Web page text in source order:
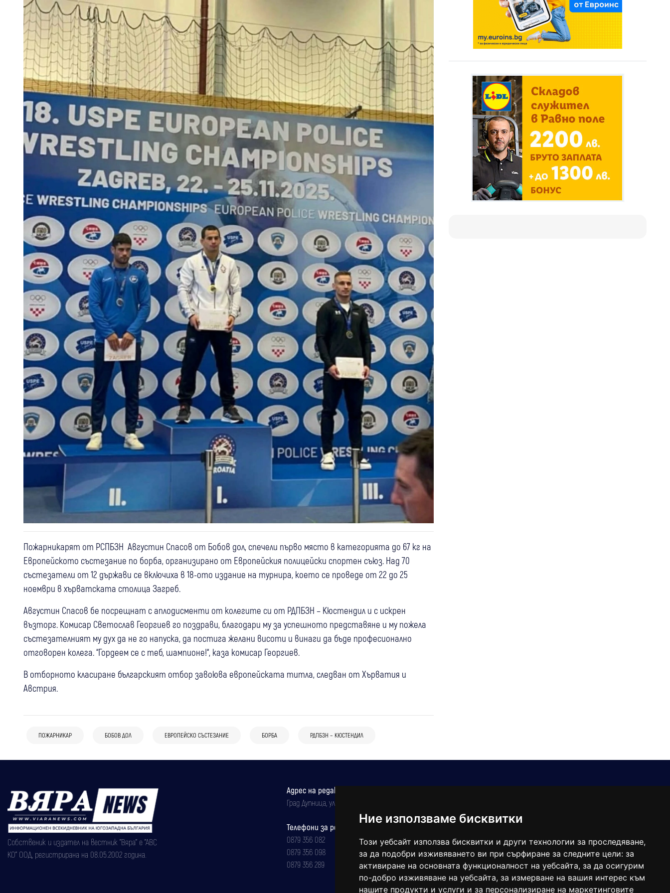
Ние използваме бисквитки
Този уебсайт използва бисквитки и други технологии за проследяване,
за да подобри изживяването ви при сърфиране за следните цели: за
активиране на основната функционалност на уебсайта, за да осигурим
по-добро изживяване на уебсайта, за измерване на вашия интерес към
нашите продукти и услуги и за персонализиране на маркетинговите
Пожарникарят от РСПБЗН Августин Спасов от Бобов дол, спечели първо място в категорията до 67 кг на
Европейското състезание по борба, организирано от Европейския полицейски спортен съюз. Над 70
състезатели от 12 държави се включиха в 18-ото издание на турнира, което се проведе от 22 до 25
ноември в хърватската столица Загреб.
Августин Спасов бе посрещнат с аплодисменти от колегите си от РДПБЗН – Кюстендил и с искрен
възторг. Комисар Светослав Георгиев го поздрави, благодари му за успешното представяне и му пожела
състезателният му дух да не го напуска, да постига желани висоти и винаги да бъде професионално
отговорен колега. “Гордеем се с теб, шампионе!“, каза комисар Георгиев.
В отборното класиране българският отбор завоюва европейската титла, следван от Хърватия и
Австрия.
ПОЖАРНИКАР БОБОВ ДОЛ ЕВРОПЕЙСКО СЪСТЕЗАНИЕ БОРБА РДПБЗН – КЮСТЕНДИЛ
Собственик и издател на вестник "Вяра" е "АВС
КО" ООД, регистрирана на 08.05.2002 година.
Адрес на редакцията
Град Дупница, ул.''Христо Ботев" 43
Телефони за реклама и абонаменти
0879 356 082
0879 356 098
0879 356 289
balgarkanews@gmail.com